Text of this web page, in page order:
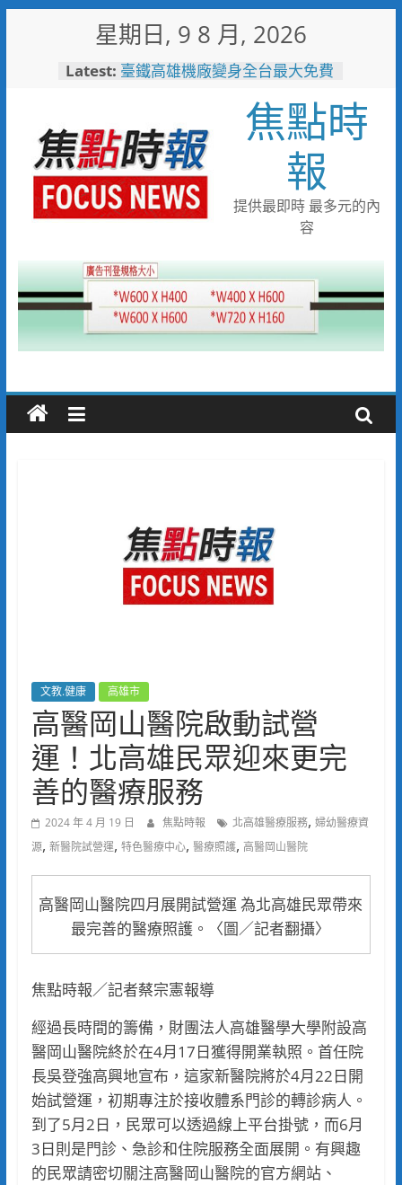
星期日, 9 8 月, 2026
Latest: 臺鐵高雄機廠變身全台最大免費
臺南社區防暴劇力拚全國 環湖
社區奪季軍、民榮社區獲佳作
岡山警民聯手暖助八旬嬤 「人
情味GPS」10分鐘找回返家路
跨國並肩彩排激盪爵士新火花
展現台中市爵士人才培育成果
跨域整合守護全家！鳳山醫院結
焦點時
報
提供最即時 最多元的內
容
文教.健康 高雄市
高醫岡山醫院啟動試營
運！北高雄民眾迎來更完
善的醫療服務
2024 年 4 月 19 日 焦點時報 北高雄醫療服務, 婦幼醫療資
源, 新醫院試營運, 特色醫療中心, 醫療照護, 高醫岡山醫院
高醫岡山醫院四月展開試營運 為北高雄民眾帶來
最完善的醫療照護。〈圖／記者翻攝〉
焦點時報／記者蔡宗憲報導
經過長時間的籌備，財團法人高雄醫學大學附設高
醫岡山醫院終於在4月17日獲得開業執照。首任院
長吳登強高興地宣布，這家新醫院將於4月22日開
始試營運，初期專注於接收體系門診的轉診病人。
到了5月2日，民眾可以透過線上平台掛號，而6月
3日則是門診、急診和住院服務全面展開。有興趣
的民眾請密切關注高醫岡山醫院的官方網站、